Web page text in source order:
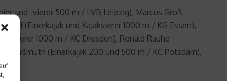
und -vierer 500 m / LVB Leipzig), Marcus Groß
Hoff (Einerkajak und Kajakvierer 1000 m / KG Essen),
1000 m / KC Dresden), Ronald Rauhe
Waßmuth (Einerkajak 200 und 500 m / KC Potsdam),